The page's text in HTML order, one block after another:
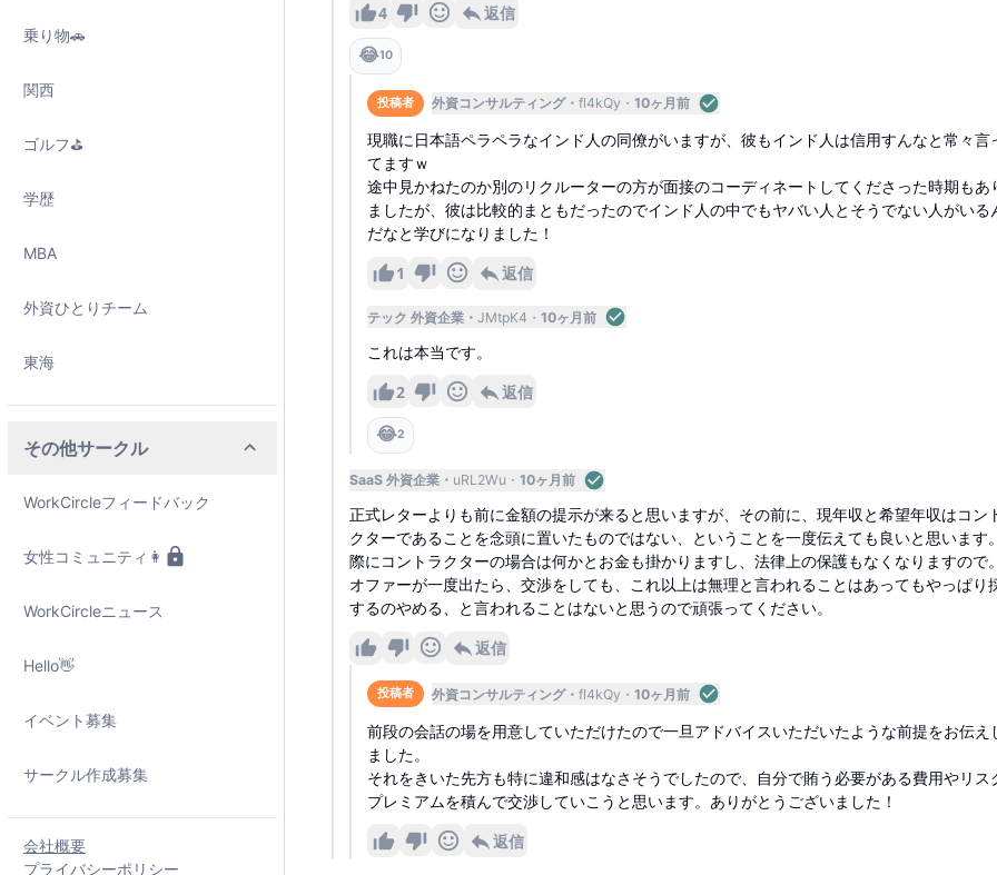
乗り物🚗
関西
ゴルフ⛳️
学歴
MBA
外資ひとりチーム
東海
その他サークル
WorkCircleフィードバック
女性コミュニティ👩
WorkCircleニュース
Hello👋
イベント募集
サークル作成募集
会社概要
プライバシーポリシー
4 返信
😂10
投稿者 外資コンサルティング fl4kQy 10ヶ月前
現職に日本語ペラペラなインド人の同僚がいますが、彼もインド人は信用すんなと常々言
てますｗ
途中見かねたのか別のリクルーターの方が面接のコーディネートしてくださった時期もあ
ましたが、彼は比較的まともだったのでインド人の中でもヤバい人とそうでない人がいる
だなと学びになりました！
1 返信
テック 外資企業 JMtpK4 10ヶ月前
これは本当です。
2 返信
😂2
SaaS 外資企業 uRL2Wu 10ヶ月前
正式レターよりも前に金額の提示が来ると思いますが、その前に、現年収と希望年収はコン
クターであることを念頭に置いたものではない、ということを一度伝えても良いと思います
際にコントラクターの場合は何かとお金も掛かりますし、法律上の保護もなくなりますので。
オファーが一度出たら、交渉をしても、これ以上は無理と言われることはあってもやっぱり
するのやめる、と言われることはないと思うので頑張ってください。
返信
投稿者 外資コンサルティング fl4kQy 10ヶ月前
前段の会話の場を用意していただけたので一旦アドバイスいただいたような前提をお伝え
ました。
それをきいた先方も特に違和感はなさそうでしたので、自分で賄う必要がある費用やリス
プレミアムを積んで交渉していこうと思います。ありがとうございました！
返信